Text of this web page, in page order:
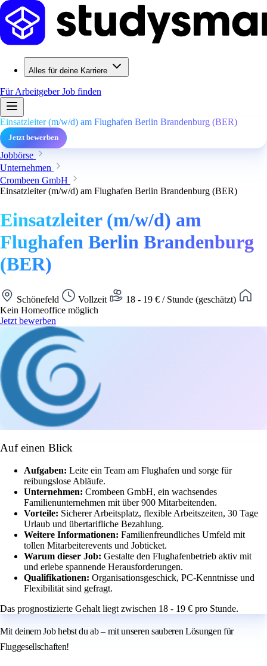
Alles für deine Karriere
Für ArbeitgeberJob finden
Einsatzleiter (m/w/d) am Flughafen Berlin Brandenburg (BER)
Jetzt bewerben
Jobbörse
Unternehmen
Crombeen GmbH
Einsatzleiter (m/w/d) am Flughafen Berlin Brandenburg (BER)
Einsatzleiter (m/w/d) am
Flughafen Berlin Brandenburg
(BER)
Schönefeld Vollzeit
18 - 19 € / Stunde (geschätzt)
Kein Homeoffice möglich
Jetzt bewerben
Auf einen Blick
Aufgaben: Leite ein Team am Flughafen und sorge für
reibungslose Abläufe.
Unternehmen: Crombeen GmbH, ein wachsendes
Familienunternehmen mit über 900 Mitarbeitenden.
Vorteile: Sicherer Arbeitsplatz, flexible Arbeitszeiten, 30 Tage
Urlaub und übertarifliche Bezahlung.
Weitere Informationen: Familienfreundliches Umfeld mit
tollen Mitarbeiterevents und Jobticket.
Warum dieser Job: Gestalte den Flughafenbetrieb aktiv mit
und erlebe spannende Herausforderungen.
Qualifikationen: Organisationsgeschick, PC-Kenntnisse und
Flexibilität sind gefragt.
Das prognostizierte Gehalt liegt zwischen 18 - 19 € pro Stunde.
Mit deinem Job hebst du ab – mit unseren sauberen Lösungen für
Fluggesellschaften!